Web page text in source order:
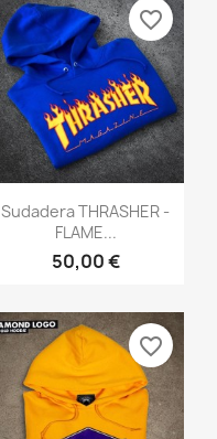
Vista rápida
Sudadera THRASHER -
FLAME...
50,00 €
favorite_border
favorite_border